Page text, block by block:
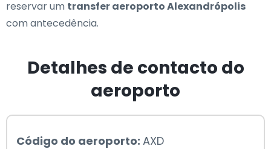
reservar um transfer aeroporto Alexandrópolis
com antecedência.
Detalhes de contacto do
aeroporto
Código do aeroporto: AXD